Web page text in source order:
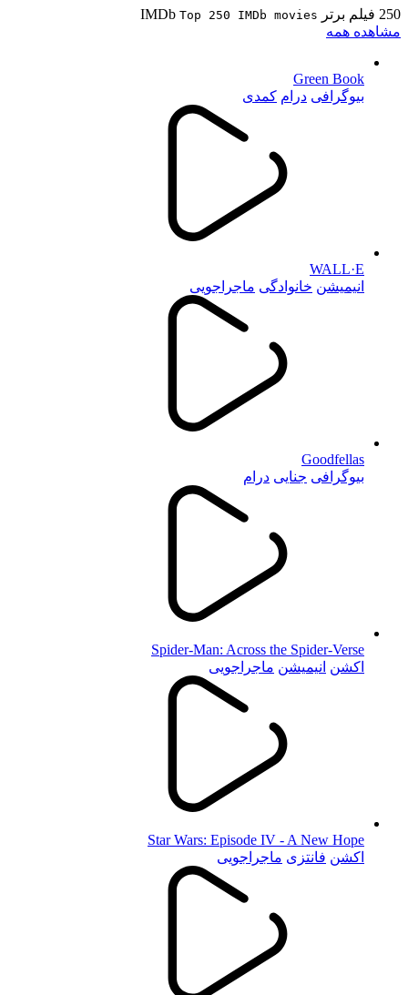
250 فیلم برتر IMDb Top 250 IMDb movies
مشاهده همه
Green Book
بیوگرافی درام کمدی
WALL·E
انیمیشن خانوادگی ماجراجویی
Goodfellas
بیوگرافی جنایی درام
Spider-Man: Across the Spider-Verse
اکشن انیمیشن ماجراجویی
Star Wars: Episode IV - A New Hope
اکشن فانتزی ماجراجویی